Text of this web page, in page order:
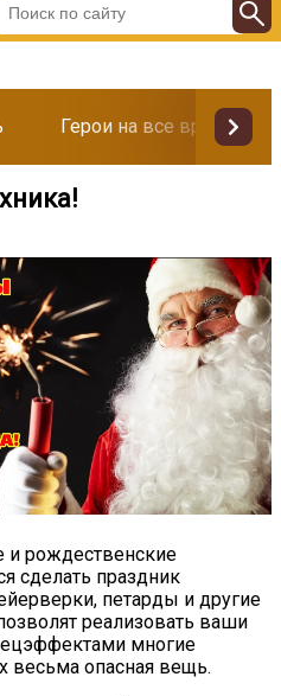
Герои на все времена
и рождественские
сделать праздник
петарды и другие
реализовать ваши
многие
весьма опасная вещь.